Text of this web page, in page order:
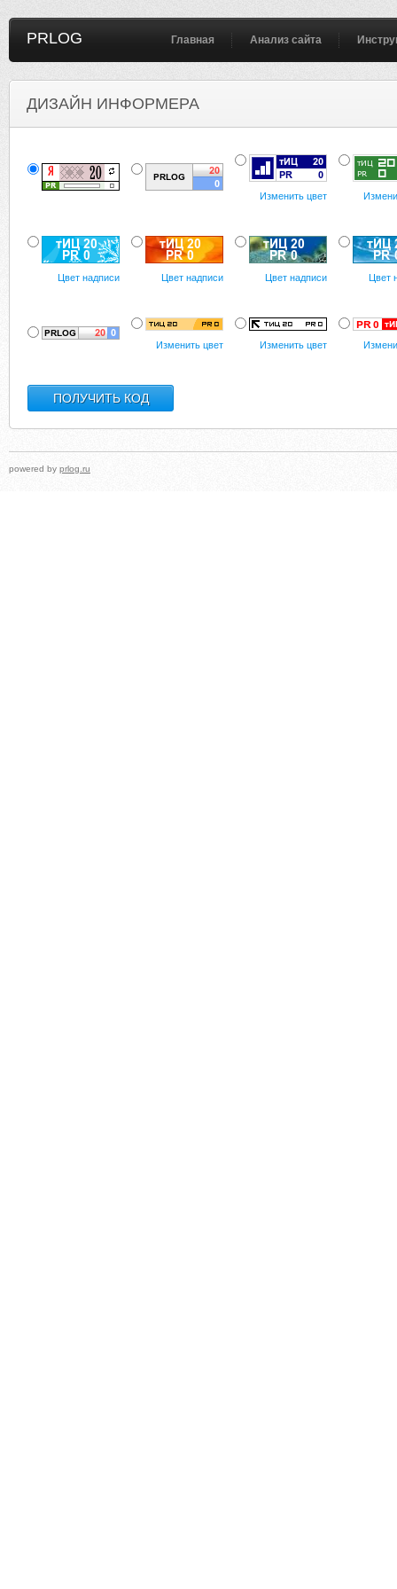
PRLOG Главная Анализ сайта
ДИЗАЙН ИНФОРМЕРА
Изменить цвет
Цвет надписи Цвет надписи Цвет надписи Цвет
Изменить цвет Изменить цвет
powered by prlog.ru